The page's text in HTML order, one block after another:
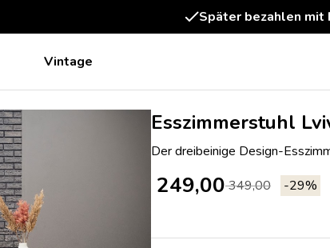
Vintage
Esszimmerstuhl
Der dreibeinige Design-
-29%
349,00
249,00